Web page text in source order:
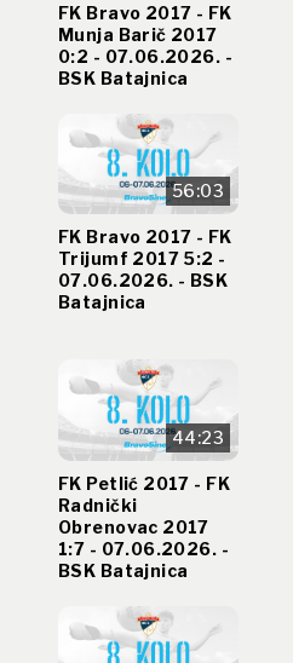
FK Bravo 2017 - FK
Munja Barič 2017
0:2 - 07.06.2026. -
BSK Batajnica
56:03
FK Bravo 2017 - FK
Trijumf 2017 5:2 -
07.06.2026. - BSK
Batajnica
44:23
FK Petlić 2017 - FK
Radnički
Obrenovac 2017
1:7 - 07.06.2026. -
BSK Batajnica